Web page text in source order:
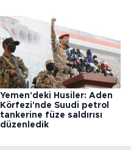
Yemen'deki Husiler: Aden
Körfezi'nde Suudi petrol
tankerine füze saldırısı
düzenledik